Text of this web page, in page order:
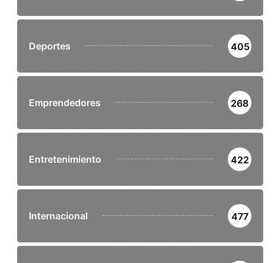
Deportes 405
Emprendedores 268
Entretenimiento 422
Internacional 477